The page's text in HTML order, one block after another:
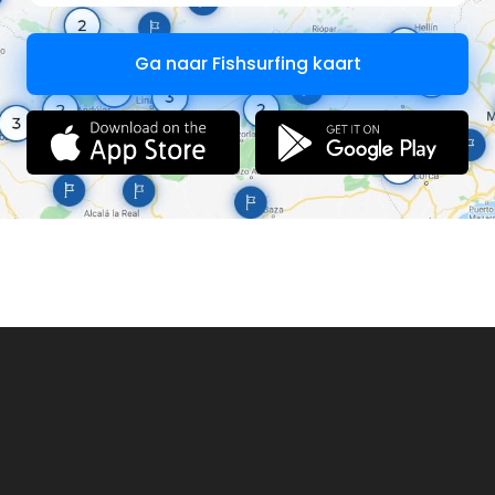
по специальному тарифу.
Ga naar Fishsurfing kaart